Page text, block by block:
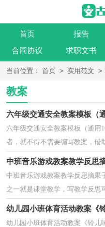
首页 报告
合同协议
求职文书
当前位置： 首页 > 实用范文 >
教案
六年级交通安全教案模板（
六年级交通安全教案模板（通用
者，就不得不需要编写教案，借
参考自己需要的教案吧！下面是
中班音乐游戏教案教学反思
中班音乐游戏教案教学反思摘果
之一就是课堂教学，写教学反思
教学反思我们应该怎么写呢？以
幼儿园小班体育活动教案《
幼儿园小班体育活动教案《铃儿